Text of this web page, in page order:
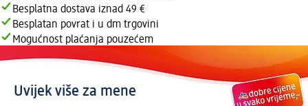
Besplatna dostava iznad 49 €
Besplatan povrat i u dm trgovini
Mogućnost plaćanja pouzećem
Uvijek više za mene